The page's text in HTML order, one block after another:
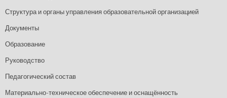
Структура и органы управления образовательной организацией
Документы
Образование
Руководство
Педагогический состав
Материально-техническое обеспечение и оснащённость